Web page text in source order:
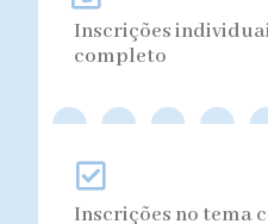
Inscrições
completo
Inscrições no tema